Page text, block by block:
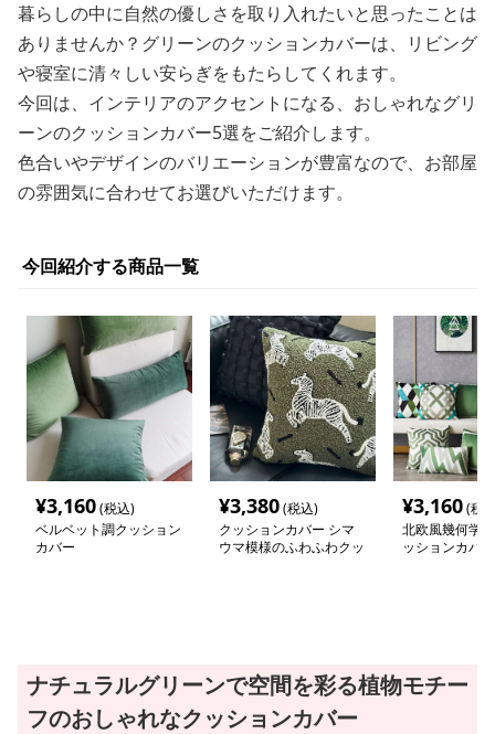
暮らしの中に自然の優しさを取り入れたいと思ったことは
ありませんか？グリーンのクッションカバーは、リビング
や寝室に清々しい安らぎをもたらしてくれます。
今回は、インテリアのアクセントになる、おしゃれなグリ
ーンのクッションカバー5選をご紹介します。
色合いやデザインのバリエーションが豊富なので、お部屋
の雰囲気に合わせてお選びいただけます。
今回紹介する商品一覧
¥3,160(税込)
ベルベット調クッション
カバー
¥3,380(税込)
クッションカバー シマ
ウマ模様のふわふわクッ
¥3,160(税
北欧風幾何学
ッションカバー
ナチュラルグリーンで空間を彩る植物モチー
フのおしゃれなクッションカバー